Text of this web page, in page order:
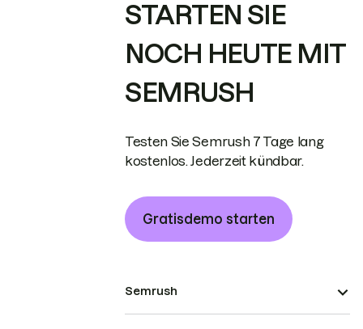
STARTEN SIE
NOCH HEUTE MIT
SEMRUSH
Testen Sie Semrush 7 Tage lang
kostenlos. Jederzeit kündbar.
Gratisdemo starten
Semrush